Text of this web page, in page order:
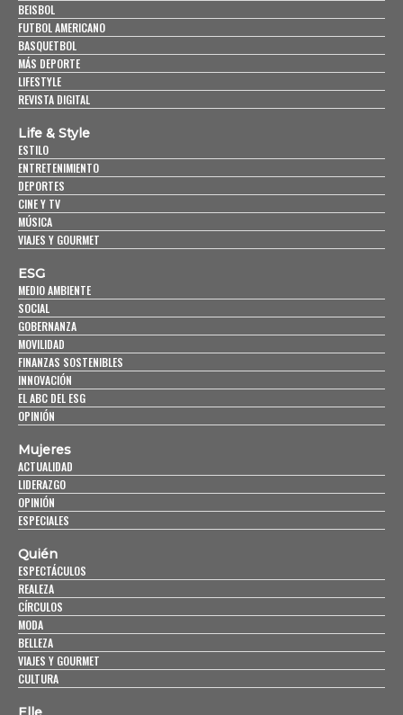
BEISBOL
FUTBOL AMERICANO
BASQUETBOL
MÁS DEPORTE
LIFESTYLE
REVISTA DIGITAL
Life & Style
ESTILO
ENTRETENIMIENTO
DEPORTES
CINE Y TV
MÚSICA
VIAJES Y GOURMET
ESG
MEDIO AMBIENTE
SOCIAL
GOBERNANZA
MOVILIDAD
FINANZAS SOSTENIBLES
INNOVACIÓN
EL ABC DEL ESG
OPINIÓN
Mujeres
ACTUALIDAD
LIDERAZGO
OPINIÓN
ESPECIALES
Quién
ESPECTÁCULOS
REALEZA
CÍRCULOS
MODA
BELLEZA
VIAJES Y GOURMET
CULTURA